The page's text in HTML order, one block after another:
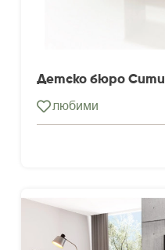
Детско бюро Сити
любими